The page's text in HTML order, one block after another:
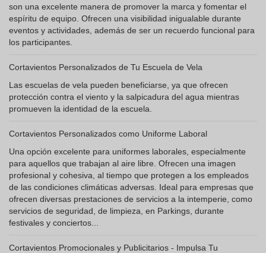
son una excelente manera de promover la marca y fomentar el
espíritu de equipo. Ofrecen una visibilidad inigualable durante
eventos y actividades, además de ser un recuerdo funcional para
los participantes.
Cortavientos Personalizados de Tu Escuela de Vela
Las escuelas de vela pueden beneficiarse, ya que ofrecen
protección contra el viento y la salpicadura del agua mientras
promueven la identidad de la escuela.
Cortavientos Personalizados como Uniforme Laboral
Una opción excelente para uniformes laborales, especialmente
para aquellos que trabajan al aire libre. Ofrecen una imagen
profesional y cohesiva, al tiempo que protegen a los empleados
de las condiciones climáticas adversas. Ideal para empresas que
ofrecen diversas prestaciones de servicios a la intemperie, como
servicios de seguridad, de limpieza, en Parkings, durante
festivales y conciertos...
Cortavientos Promocionales y Publicitarios - Impulsa Tu